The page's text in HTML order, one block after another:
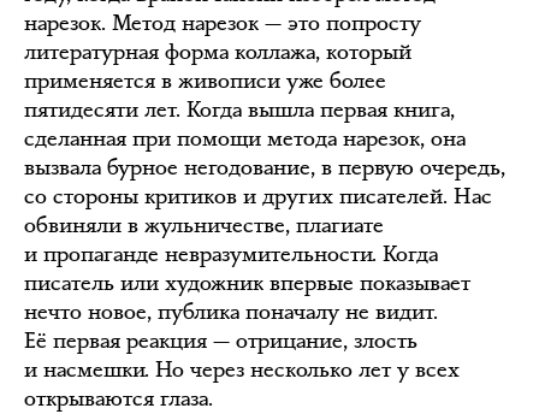
нарезок. Метод нарезок — это попросту
литературная форма коллажа, который
применяется в живописи уже более
пятидесяти лет. Когда вышла первая книга,
сделанная при помощи метода нарезок, она
вызвала бурное негодование, в первую очередь,
со стороны критиков и других писателей. Нас
обвиняли в жульничестве, плагиате
и пропаганде невразумительности. Когда
писатель или художник впервые показывает
нечто новое, публика поначалу не видит.
Её первая реакция — отрицание, злость
и насмешки. Но через несколько лет у всех
открываются глаза.